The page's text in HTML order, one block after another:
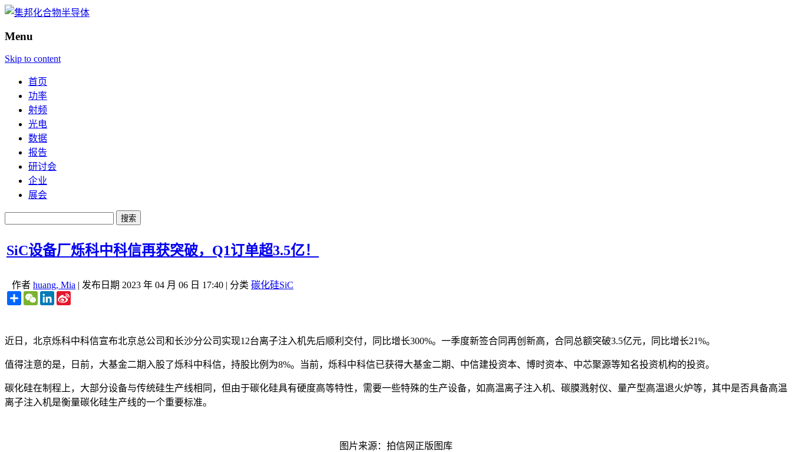
Menu
Skip to content
首页
功率
射频
光电
数据
报告
研讨会
企业
展会
SiC设备厂烁科中科信再获突破，Q1订单超3.5亿！
作者 huang, Mia | 发布日期 2023 年 04 月 06 日 17:40 | 分类 碳化硅SiC
ShareWeChatLinkedIn
近日，北京烁科中科信宣布北京总公司和长沙分公司实现12台离子注入机先后顺利交付，同比增长300%。一季度新签合同再创新高，合同总额突破3.5亿元，同比增长21%。
值得注意的是，日前，大基金二期入股了烁科中科信，持股比例为8%。当前，烁科中科信已获得大基金二期、中信建投资本、博时资本、中芯聚源等知名投资机构的投资。
碳化硅在制程上，大部分设备与传统硅生产线相同，但由于碳化硅具有硬度高等特性，需要一些特殊的生产设备，如高温离子注入机、碳膜溅射仪、量产型高温退火炉等，其中是否具备高温
离子注入机是衡量碳化硅生产线的一个重要标准。
图片来源：拍信网正版图库